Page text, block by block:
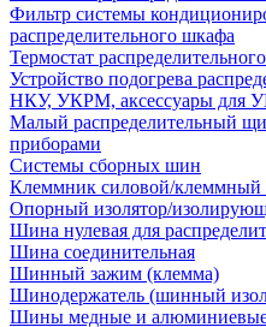
Фильтр системы
распределительного шкафа
Термостат
Устройство подогрева
НКУ, УКРМ, аксессуары для
Малый распределительный
приборами
Системы сборных шин
Клеммник силовой/клеммный
Опорный изолятор/
Шина нулевая для
Шина соединительная
Шинный зажим (клемма)
Шинодержатель (шинный
Шины медные и